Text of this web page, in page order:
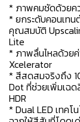
* ภาพคมชัดด้วยคว
* ยกระดับคอนเท
คุณสมบัติ
Lite
* ภาพลื่นไหลด้วย
Xcelerator
* สีสดสมจริงถึง
Dot ที่ช่วยเพิ่มเฉ
HDR
* Dual LED เทคโ